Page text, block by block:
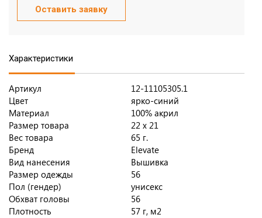
Оставить заявку
Характеристики
Артикул
12-11105305.1
Цвет
ярко-синий
Материал
100% акрил
Размер товара
22 х 21
Вес товара
65 г.
Бренд
Elevate
Вид нанесения
Вышивка
Размер одежды
56
Пол (гендер)
унисекс
Обхват головы
56
Плотность
57 г, м2